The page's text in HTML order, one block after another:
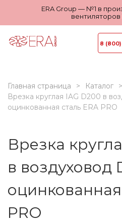
ERA Group — №1 в
вентиляторов
8 (800)
Главная страница Каталог
Врезка круглая IAG D200 в
оцинкованная сталь ERA PRO
Врезка
в воздуховод
PRO